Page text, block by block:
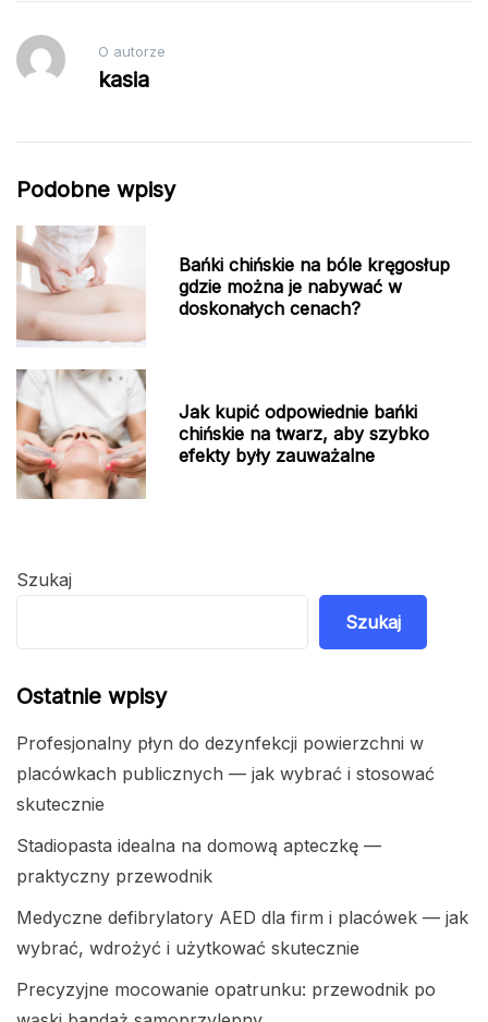
O autorze
kasia
Podobne wpisy
Bańki chińskie na bóle kręgosłup
gdzie można je nabywać w
doskonałych cenach?
Jak kupić odpowiednie bańki
chińskie na twarz, aby szybko
efekty były zauważalne
Szukaj
Szukaj
Ostatnie wpisy
Profesjonalny płyn do dezynfekcji powierzchni w
placówkach publicznych — jak wybrać i stosować
skutecznie
Stadiopasta idealna na domową apteczkę —
praktyczny przewodnik
Medyczne defibrylatory AED dla firm i placówek — jak
wybrać, wdrożyć i użytkować skutecznie
Precyzyjne mocowanie opatrunku: przewodnik po